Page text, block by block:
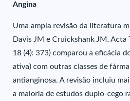
Angina
Uma ampla revisão da literatura
Davis JM e Cruickshank JM. Acta
18 (4): 373) comparou a eficácia
ativa) com outras classes de
antianginosa. A revisão incluiu
a maioria de estudos duplo-cego